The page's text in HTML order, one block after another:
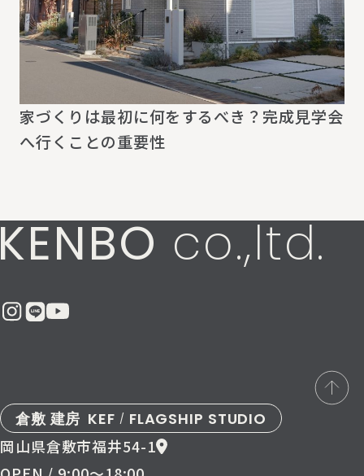
家づくりは最初に何をするべき？完成見学会
へ行くことの重要性
co.,ltd.
倉敷 建房 KEF / FLAGSHIP STUDIO
岡山県倉敷市福井54-1